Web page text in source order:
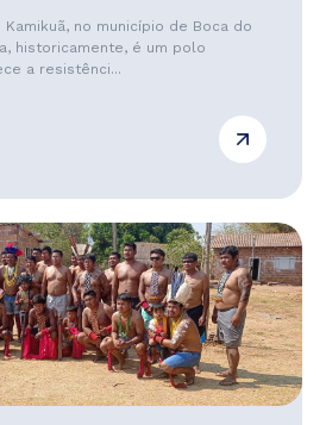
Kamikuã, no município de Boca do
historicamente, é um polo
a resistênci...